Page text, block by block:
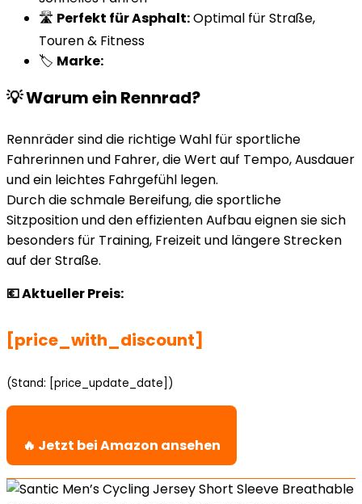
🛣️ Perfekt für Asphalt:Optimal für Straße,
Touren & Fitness
🏷️ Marke:
💡 Warum ein Rennrad?
Rennräder sind die richtige Wahl für sportliche
Fahrerinnen und Fahrer, die Wert auf Tempo, Ausdauer
und ein leichtes Fahrgefühl legen.
Durch die schmale Bereifung, die sportliche
Sitzposition und den effizienten Aufbau eignen sie sich
besonders für Training, Freizeit und längere Strecken
auf der Straße.
💶 Aktueller Preis:
[price_with_discount]
(Stand: [price_update_date])
🔥 Jetzt bei Amazon ansehen